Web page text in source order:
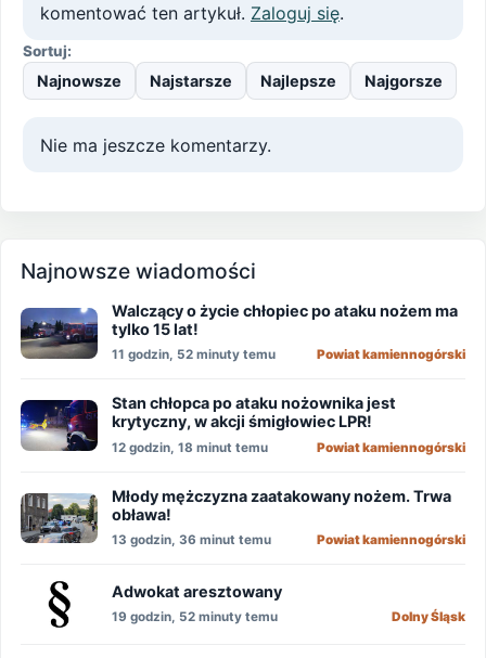
komentować ten artykuł. Zaloguj się.
Sortuj:
Najnowsze Najstarsze Najlepsze Najgorsze
Nie ma jeszcze komentarzy.
Najnowsze wiadomości
Walczący o życie chłopiec po ataku nożem ma
tylko 15 lat!
11 godzin, 52 minuty temu Powiat kamiennogórski
Stan chłopca po ataku nożownika jest
krytyczny, w akcji śmigłowiec LPR!
12 godzin, 18 minut temu Powiat kamiennogórski
Młody mężczyzna zaatakowany nożem. Trwa
obława!
13 godzin, 36 minut temu Powiat kamiennogórski
Adwokat aresztowany
19 godzin, 52 minuty temu Dolny Śląsk